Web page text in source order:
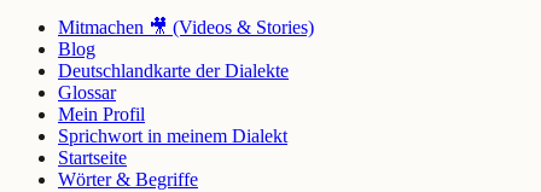
Mitmachen 🎥 (Videos & Stories)
Blog
Deutschlandkarte der Dialekte
Glossar
Mein Profil
Sprichwort in meinem Dialekt
Startseite
Wörter & Begriffe